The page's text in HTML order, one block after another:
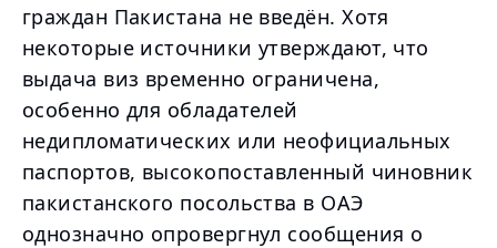
граждан Пакистана не введён. Хотя
некоторые источники утверждают, что
выдача виз временно ограничена,
особенно для обладателей
недипломатических или неофициальных
паспортов, высокопоставленный чиновник
пакистанского посольства в ОАЭ
однозначно опровергнул сообщения о